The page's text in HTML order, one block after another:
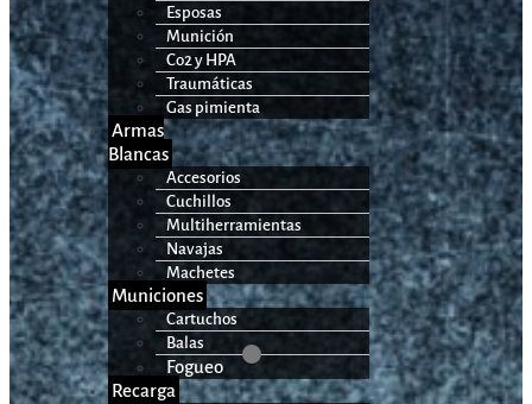
Esposas
Munición
Co2 y HPA
Traumáticas
Gas pimienta
Armas
Blancas
Accesorios
Cuchillos
Multiherramientas
Navajas
Machetes
Municiones
Cartuchos
Balas
Fogueo
Recarga